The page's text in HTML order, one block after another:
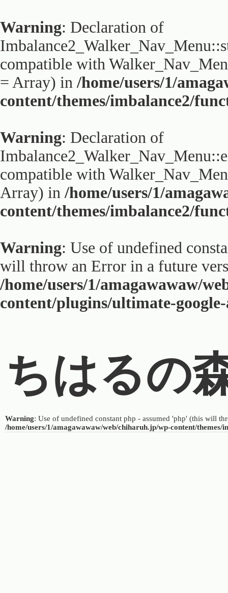
Warning: Declaration of
compatible with
= Array) in/home/users/1/
content/themes/imbalance2/
Warning: Declaration of
compatible with
Array) in/home/users/1/
content/themes/imbalance2/
Warning: Use of undefined
will throw an Error in a future
/home/users/1/amagawawaw/
content/plugins/ultimate-
ちはるの
Warning: Use of undefined constant php - assumed 'php' (this will
/home/users/1/amagawawaw/web/chiharuh.jp/wp-content/themes/